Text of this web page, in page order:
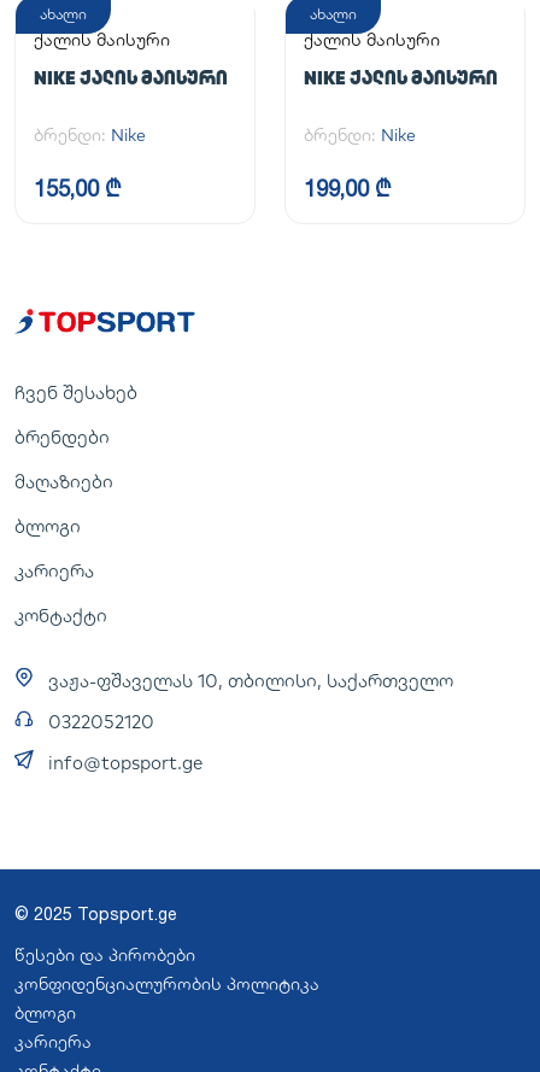
ახალი
ქალის მაისური
NIKE ᲥᲐᲚᲘᲡ ᲛᲐᲘᲡᲣᲠᲘ
ბრენდი: Nike
155,00 ₾
ახალი
ქალის მაისური
NIKE ᲥᲐᲚᲘᲡ ᲛᲐᲘᲡᲣᲠᲘ
ბრენდი: Nike
199,00 ₾
ჩვენ შესახებ
ბრენდები
მაღაზიები
ბლოგი
კარიერა
კონტაქტი
ვაჟა-ფშაველას 10, თბილისი, საქართველო
0322052120
info@topsport.ge
© 2025 Topsport.ge
წესები და პირობები
კონფიდენციალურობის პოლიტიკა
ბლოგი
კარიერა